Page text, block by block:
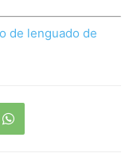
de lenguado de